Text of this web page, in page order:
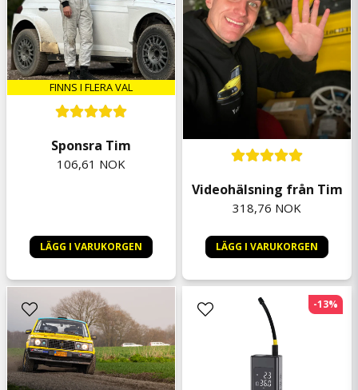
FINNS I FLERA VAL
Sponsra Tim
106,61 NOK
LÄGG I VARUKORGEN
Videohälsning från Tim
318,76 NOK
LÄGG I VARUKORGEN
-13%